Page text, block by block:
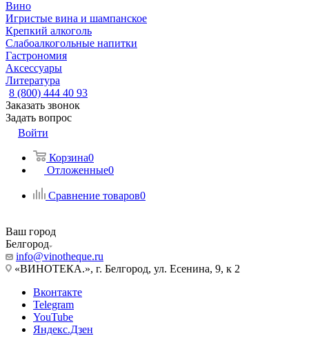
Вино
Игристые вина и шампанское
Крепкий алкоголь
Слабоалкогольные напитки
Гастрономия
Аксессуары
Литература
8 (800) 444 40 93
Заказать звонок
Задать вопрос
Войти
Корзина0
Отложенные0
Сравнение товаров0
Ваш город
Белгород
info@vinotheque.ru
«ВИНОТЕКА.», г. Белгород, ул. Есенина, 9, к 2
Вконтакте
Telegram
YouTube
Яндекс.Дзен